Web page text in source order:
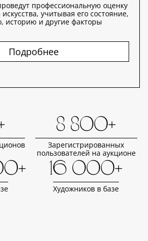
профессиональную оценку
учитывая его состояние,
историю и другие факторы
Подробнее
8 800+
Зарегистрированных
пользователей на аукционе
16 000+
Художников в базе